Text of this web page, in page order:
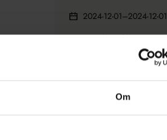
Om
2024-12-01–2024-12-01
www.bosjokloster.se
info@bosjokloster.se
0413 25048